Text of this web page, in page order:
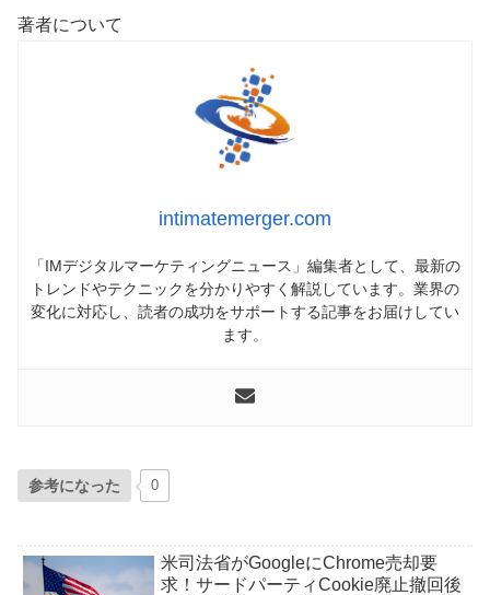
著者について
intimatemerger.com
「IMデジタルマーケティングニュース」編集者として、最新の
トレンドやテクニックを分かりやすく解説しています。業界の
変化に対応し、読者の成功をサポートする記事をお届けしてい
ます。
参考になった 0
米司法省がGoogleにChrome売却要
求！サードパーティCookie廃止撤回後